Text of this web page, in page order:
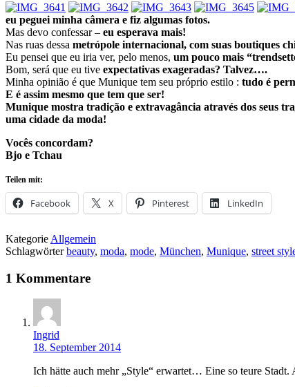
eu peguei minha câmera e fiz algumas fotos.
Mas devo confessar – eu esperava mais!
Nas ruas dessa metrópole internacional, com suas boutiques
Eu pensei que eu iria ver, pelo menos, um pouco mais
Bom, será que eu tive expectativas exageradas? Talvez….
Minha opinião é que Munique tem seu próprio estilo : tudo é
E é assim mesmo que tem que ser!
Munique mostra tradição e extravagância através dos seus
uma cidade da moda!
Vocês concordam?
Bjo e Tchau
Teilen mit:
Facebook X Pinterest LinkedIn
Kategorie Allgemein
Schlagwörterbeauty, moda, mode, München, Munique, street
1 Kommentare
Ingrid
18. September 2014
Ich hätte auch mehr „Style“ erwartet… Eine so teure Stadt.